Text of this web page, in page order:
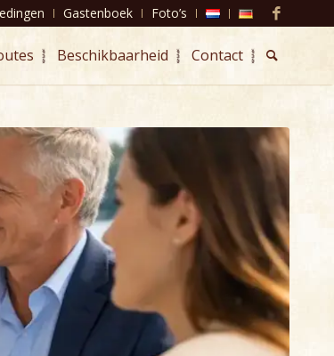
Gastenboek Foto’s
Beschikbaarheid Contact